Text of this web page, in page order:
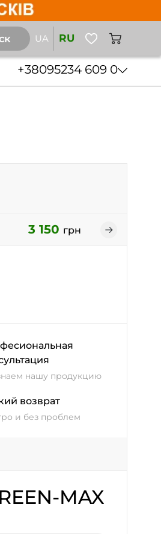
UA RU
+38095234 609 0
3 150 грн
нашу продукцию
возврат
и без проблем
MAX